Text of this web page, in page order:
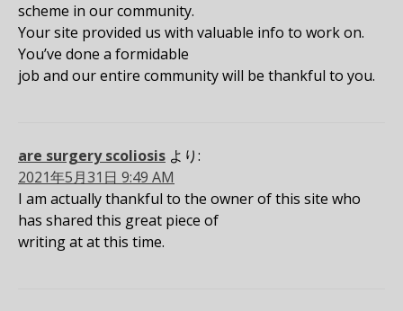
scheme in our community.
Your site provided us with valuable info to work on.
You’ve done a formidable
job and our entire community will be thankful to you.
are surgery scoliosis より:
2021年5月31日 9:49 AM
I am actually thankful to the owner of this site who
has shared this great piece of
writing at at this time.